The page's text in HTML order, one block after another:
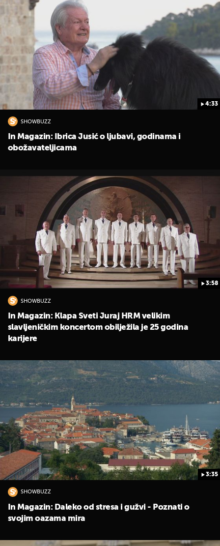
4:33
SHOWBUZZ
In Magazin: Ibrica Jusić o ljubavi, godinama i
obožavateljicama
3:58
SHOWBUZZ
In Magazin: Klapa Sveti Juraj HRM velikim
slavljeničkim koncertom obilježila je 25 godina
karijere
3:35
SHOWBUZZ
In Magazin: Daleko od stresa i gužvi - Poznati o
svojim oazama mira
UKLJUČITE NOTIFIKACIJE